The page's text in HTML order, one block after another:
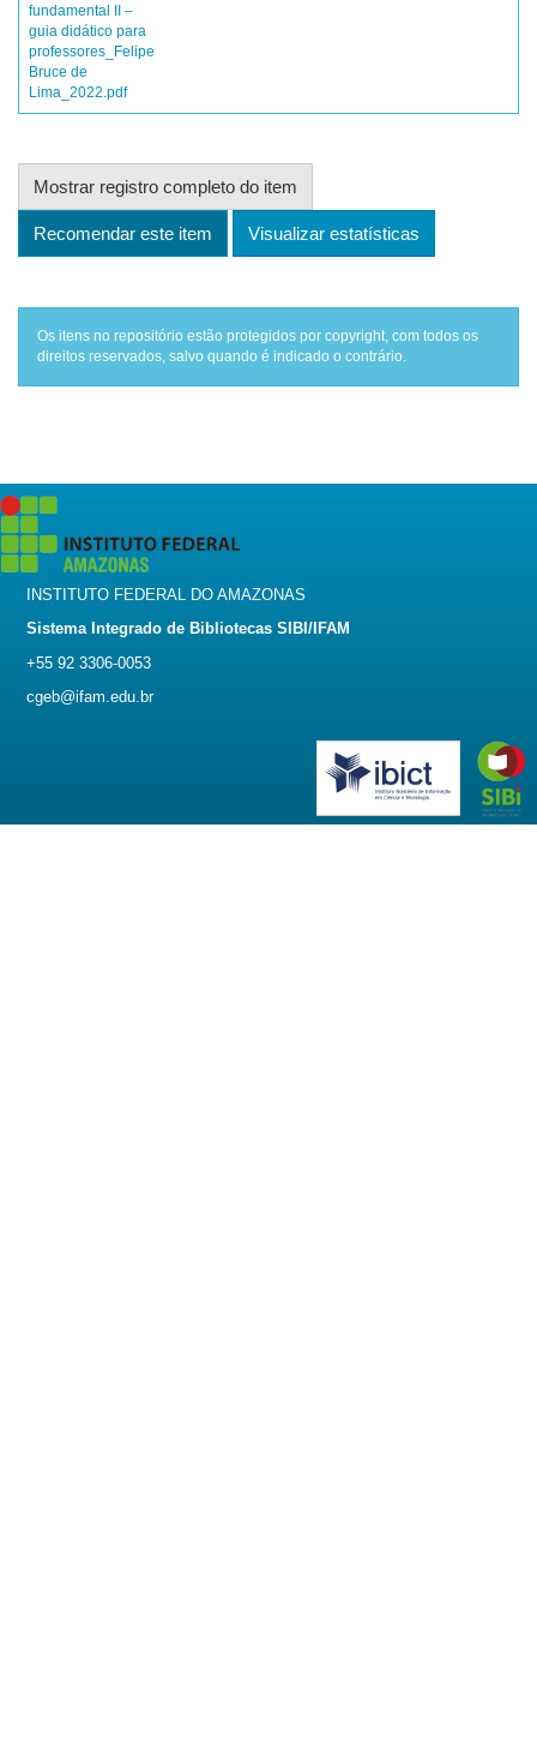
fundamental II –
guia didático para
professores_Felipe
Bruce de
Lima_2022.pdf
Mostrar registro completo do item
Recomendar este item Visualizar estatísticas
Os itens no repositório estão protegidos por copyright, com todos os
direitos reservados, salvo quando é indicado o contrário.
INSTITUTO FEDERAL DO AMAZONAS
Sistema Integrado de Bibliotecas SIBI/IFAM
+55 92 3306-0053
cgeb@ifam.edu.br